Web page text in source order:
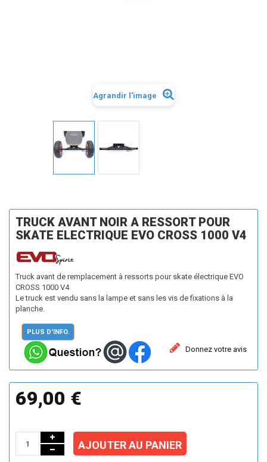
Agrandir l'image
TRUCK AVANT NOIR A RESSORT POUR
SKATE ELECTRIQUE EVO CROSS 1000 V4
Truck avant de remplacement à ressorts pour skate électrique EVO
CROSS 1000 V4
Le truck est vendu sans la lampe et sans les vis de fixations à la
planche.
PLUS D'INFO.
Donnez votre avis
69,00 €
AJOUTER AU PANIER